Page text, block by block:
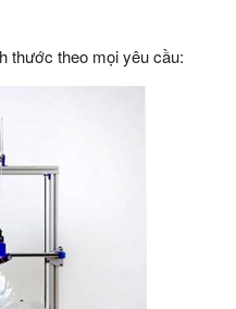
thước theo mọi yêu cầu: